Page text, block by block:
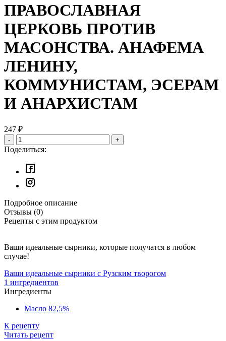
ПРАВОСЛАВНАЯ
ЦЕРКОВЬ ПРОТИВ
МАСОНСТВА. АНАФЕМА
ЛЕНИНУ,
КОММУНИСТАМ, ЭСЕРАМ
И АНАРХИСТАМ
247 ₽
- +
Поделиться:
Подробное описание
Отзывы (0)
Рецепты с этим продуктом
Ваши идеальные сырники, которые получатся в любом
случае!
Ваши идеальные сырники с Рузским творогом
1 ингредиентов
Ингредиенты
Масло 82,5%
К рецепту
Читать рецепт